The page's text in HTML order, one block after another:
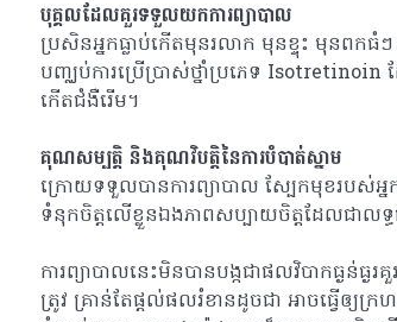
បុគ្គលដែលគួរទទួលយកការព្យាបាល
ប្រសិនអ្នកធ្លាប់កើតមុនរលាក មុនខ្ទុះ មុនពកធំៗ
បញ្ឈប់ការប្រើប្រាស់ថ្នាំប្រភេទ Isotretinoin
កើតជំងឺរើម។
គុណសម្បត្តិ និងគុណវិបត្តិនៃការបំបាត់ស្នាម
ក្រោយទទួលបានការព្យាបាល ស្បែកមុខរបស់អ្
ទំនុកចិត្តលើខ្លួនឯងភាពសប្បាយចិត្តដែលជាលទ្
ការព្យាបាលនេះមិនបានបង្កជាផលវិបាកធ្ងន់
ត្រូវ គ្រាន់តែផ្តល់ផលរំខានដូចជា អាចធ្វើឲ្យ